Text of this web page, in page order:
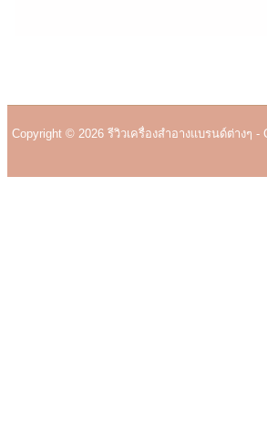
Copyright © 2026 รีวิวเครื่องสำอางแบรนด์ต่างๆ -